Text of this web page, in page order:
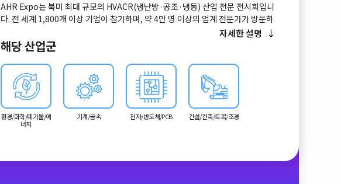
AHR Expo는 북미 최대 규모의 HVACR(냉난방·공조·냉동) 산업 전문 전시회입니
다. 전 세계 1,800개 이상 기업이 참가하며, 약 4만 명 이상의 업계 전문가가 방문하
는 글로벌 B2B 플랫폼입니다. 탄소중립, 에너지 효율, 스마트빌딩, 친환경 냉매 전
환 등 최신 글로벌 트렌드를 확인할 수 있는 핵심 산업 행사입니다.
자세한 설명
해당 산업군
환경/화학/폐기물/에
너지
기계/금속 전자/반도체/PCB 건설/건축/토목/조경